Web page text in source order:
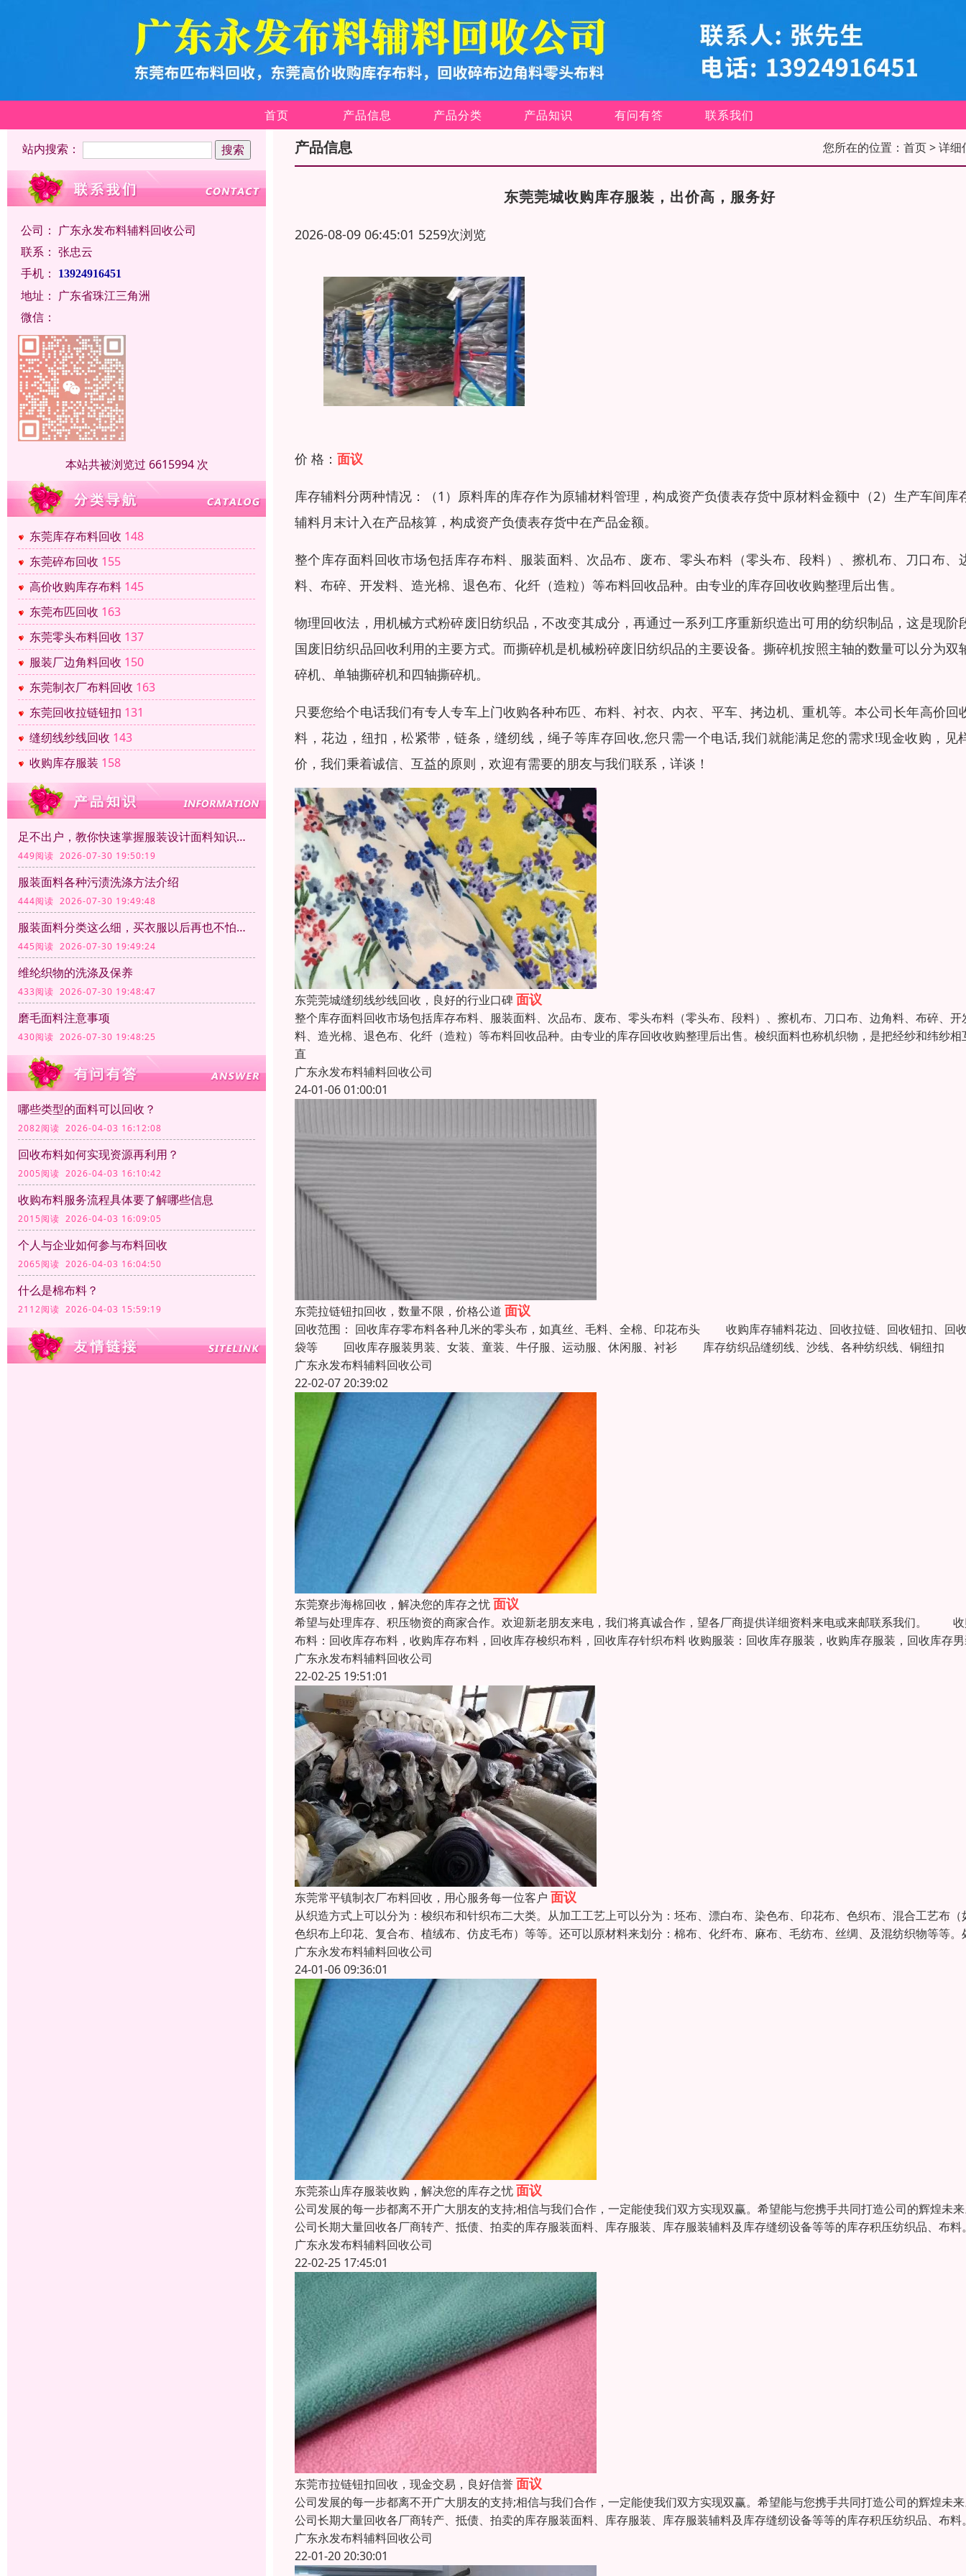
首页 产品信息 产品分类 产品知识 有问有答 联系我们
站内搜索：
公司： 广东永发布料辅料回收公司
联系： 张忠云
手机：
13924916451
地址： 广东省珠江三角洲
微信：
本站共被浏览过 6615994 次
东莞库存布料回收 148
东莞碎布回收 155
高价收购库存布料 145
东莞布匹回收 163
东莞零头布料回收 137
服装厂边角料回收 150
东莞制衣厂布料回收 163
东莞回收拉链钮扣 131
缝纫线纱线回收 143
收购库存服装 158
足不出户，教你快速掌握服装设计面料知识大全
449阅读 2026-07-30 19:50:19
服装面料各种污渍洗涤方法介绍
444阅读 2026-07-30 19:49:48
服装面料分类这么细，买衣服以后再也不怕被坑了
445阅读 2026-07-30 19:49:24
维纶织物的洗涤及保养
433阅读 2026-07-30 19:48:47
磨毛面料注意事项
430阅读 2026-07-30 19:48:25
哪些类型的面料可以回收？
2082阅读 2026-04-03 16:12:08
回收布料如何实现资源再利用？
2005阅读 2026-04-03 16:10:42
收购布料服务流程具体要了解哪些信息
2015阅读 2026-04-03 16:09:05
个人与企业如何参与布料回收
2065阅读 2026-04-03 16:04:50
什么是棉布料？
2112阅读 2026-04-03 15:59:19
产品信息 您所在的位置： 首页> 详细
东莞莞城收购库存服装，出价高，服务好
2026-08-09 06:45:01 5259次浏览
价 格： 面议
库存辅料分两种情况：（1）原料库的库存作为原辅材料管理，构成资产负债表存货中原材料金额中（2）生产车间库
辅料月末计入在产品核算，构成资产负债表存货中在产品金额。
整个库存面料回收市场包括库存布料、服装面料、次品布、废布、零头布料（零头布、段料）、擦机布、刀口布、
料、布碎、开发料、造光棉、退色布、化纤（造粒）等布料回收品种。由专业的库存回收收购整理后出售。
物理回收法，用机械方式粉碎废旧纺织品，不改变其成分，再通过一系列工序重新织造出可用的纺织制品，这是现阶
国废旧纺织品回收利用的主要方式。而撕碎机是机械粉碎废旧纺织品的主要设备。撕碎机按照主轴的数量可以分为双
碎机、单轴撕碎机和四轴撕碎机。
只要您给个电话我们有专人专车上门收购各种布匹、布料、衬衣、内衣、平车、拷边机、重机等。本公司长年高价回
料，花边，纽扣，松紧带，链条，缝纫线，绳子等库存回收,您只需一个电话,我们就能满足您的需求!现金收购，见
价，我们秉着诚信、互益的原则，欢迎有需要的朋友与我们联系，详谈！
东莞莞城缝纫线纱线回收，良好的行业口碑面议
整个库存面料回收市场包括库存布料、服装面料、次品布、废布、零头布料（零头布、段料）、擦机布、刀口布、边角料、布碎、开
料、造光棉、退色布、化纤（造粒）等布料回收品种。由专业的库存回收收购整理后出售。梭织面料也称机织物，是把经纱和纬纱相
直
广东永发布料辅料回收公司
24-01-06 01:00:01
东莞拉链钮扣回收，数量不限，价格公道 面议
回收范围： 回收库存零布料各种几米的零头布，如真丝、毛料、全棉、印花布头 收购库存辅料花边、回收拉链、回收钮扣、回
袋等 回收库存服装男装、女装、童装、牛仔服、运动服、休闲服、衬衫 库存纺织品缝纫线、沙线、各种纺织线、铜纽扣
广东永发布料辅料回收公司
22-02-07 20:39:02
东莞寮步海棉回收，解决您的库存之忧面议
希望与处理库存、积压物资的商家合作。欢迎新老朋友来电，我们将真诚合作，望各厂商提供详细资料来电或来邮联系我们。
布料：回收库存布料，收购库存布料，回收库存梭织布料，回收库存针织布料 收购服装：回收库存服装，收购库存服装，回收库存
广东永发布料辅料回收公司
22-02-25 19:51:01
东莞常平镇制衣厂布料回收，用心服务每一位客户 面议
从织造方式上可以分为：梭织布和针织布二大类。从加工工艺上可以分为：坯布、漂白布、染色布、印花布、色织布、混合工艺布（
色织布上印花、复合布、植绒布、仿皮毛布）等等。还可以原材料来划分：棉布、化纤布、麻布、毛纺布、丝绸、及混纺织物等等。
广东永发布料辅料回收公司
24-01-06 09:36:01
东莞茶山库存服装收购，解决您的库存之忧面议
公司发展的每一步都离不开广大朋友的支持;相信与我们合作，一定能使我们双方实现双赢。希望能与您携手共同打造公司的辉煌未
公司长期大量回收各厂商转产、抵债、拍卖的库存服装面料、库存服装、库存服装辅料及库存缝纫设备等等的库存积压纺织品、布料
广东永发布料辅料回收公司
22-02-25 17:45:01
东莞市拉链钮扣回收，现金交易，良好信誉面议
公司发展的每一步都离不开广大朋友的支持;相信与我们合作，一定能使我们双方实现双赢。希望能与您携手共同打造公司的辉煌未
公司长期大量回收各厂商转产、抵债、拍卖的库存服装面料、库存服装、库存服装辅料及库存缝纫设备等等的库存积压纺织品、布料
广东永发布料辅料回收公司
22-01-20 20:30:01